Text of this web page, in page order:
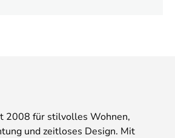
2008 für stilvolles Wohnen,
und zeitloses Design. Mit